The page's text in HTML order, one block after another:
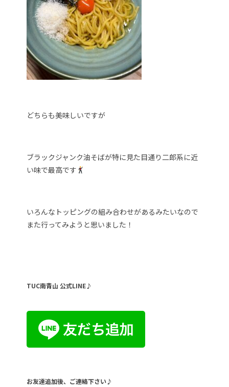
どちらも美味しいですが
ブラックジャンク油そばが特に見た目通り二郎系に近
い味で最高です
いろんなトッピングの組み合わせがあるみたいなので
また行ってみようと思いました！
TUC南青山 公式LINE♪
お友達追加後、ご連絡下さい♪